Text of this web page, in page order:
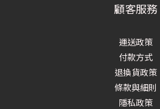
顧客服務
運送政策
付款方式
退換貨政策
條款與細則
隱私政策